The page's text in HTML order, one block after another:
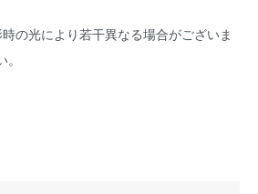
の光により若干異なる場合がございま